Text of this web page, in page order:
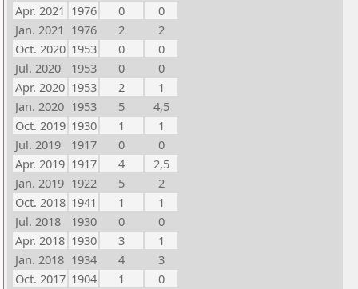
Apr. 2021 1976 0
0
Jan. 2021 1976 2
2
Oct. 2020 1953 0
0
Jul. 2020
1953 0
0
Apr. 2020 1953 2
1
Jan. 2020 1953 5
4,5
Oct. 2019 1930 1
1
Jul. 2019
1917 0
0
Apr. 2019 1917 4
2,5
Jan. 2019 1922 5
2
Oct. 2018 1941 1
1
Jul. 2018
1930 0
0
Apr. 2018 1930 3
1
Jan. 2018 1934 4
3
Oct. 2017 1904 1
0